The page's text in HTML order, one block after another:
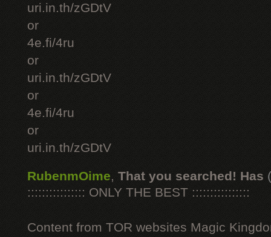
uri.in.th/zGDtV
or
4e.fi/4ru
or
uri.in.th/zGDtV
or
4e.fi/4ru
or
uri.in.th/zGDtV
RubenmOime, That you searched! Has
:::::::::::::::: ONLY THE BEST ::::::::::::::::
Content from TOR websites Magic